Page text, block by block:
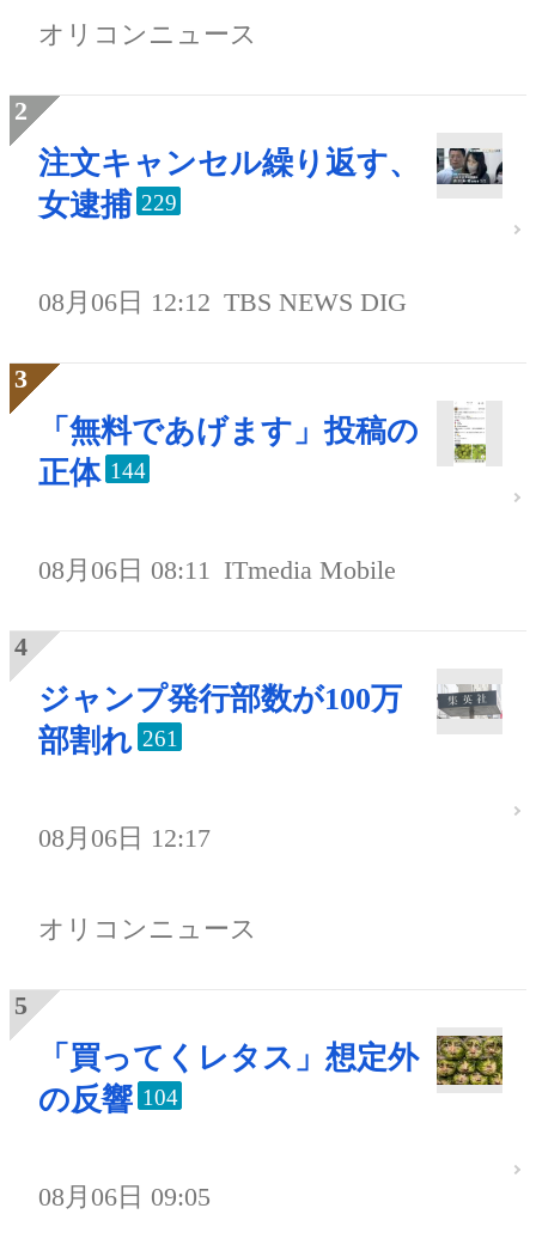
オリコンニュース
注文キャンセル繰り返す、
女逮捕 229
08月06日 12:12 TBS NEWS DIG
「無料であげます」投稿の
正体 144
08月06日 08:11 ITmedia Mobile
ジャンプ発行部数が100万
部割れ 261
08月06日 12:17
オリコンニュース
「買ってくレタス」想定外
の反響 104
08月06日 09:05